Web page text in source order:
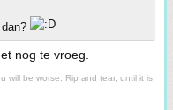
nog te vroeg.
will be worse. Rip and tear, until it is